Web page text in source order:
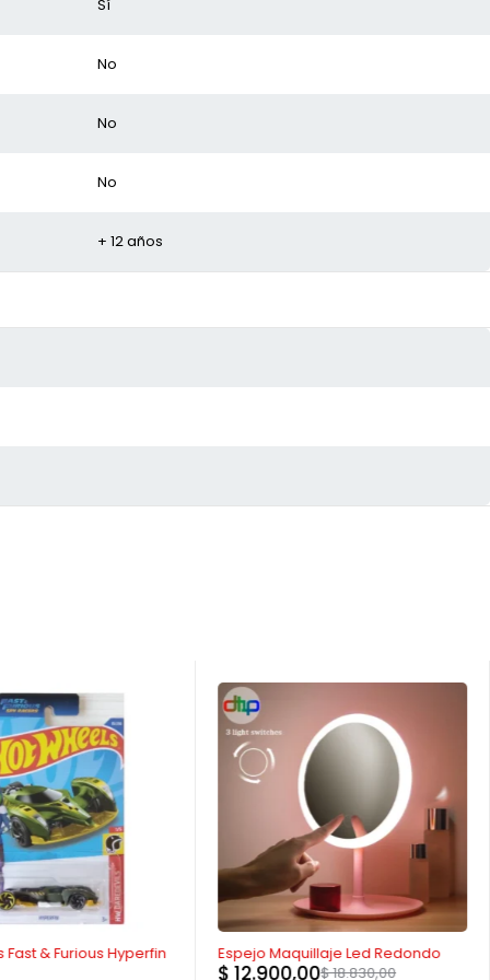
Sí
No
No
No
+ 12 años
Fast & Furious Hyperfin
-31%
Espejo Maquillaje Led Redondo
$18.830,00
$ 12.900,00